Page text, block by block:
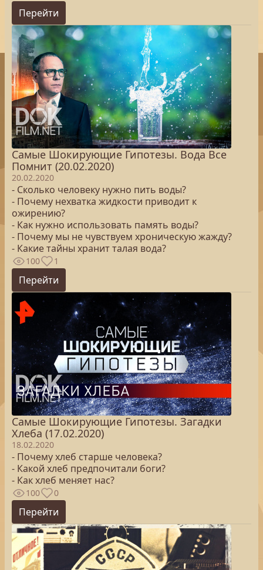
Перейти
Самые Шокирующие Гипотезы. Вода Все
Помнит (20.02.2020)
20.02.2020
- Сколько человеку нужно пить воды?
- Почему нехватка жидкости приводит к
ожирению?
- Как нужно использовать память воды?
- Почему мы не чувствуем хроническую жажду?
- Какие тайны хранит талая вода?
100 1
Перейти
Самые Шокирующие Гипотезы. Загадки
Хлеба (17.02.2020)
18.02.2020
- Почему хлеб старше человека?
- Какой хлеб предпочитали боги?
- Как хлеб меняет нас?
100 0
Перейти